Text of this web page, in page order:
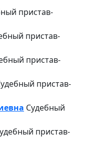
пристав-
пристав-
пристав-
пристав-
Судебный
пристав-